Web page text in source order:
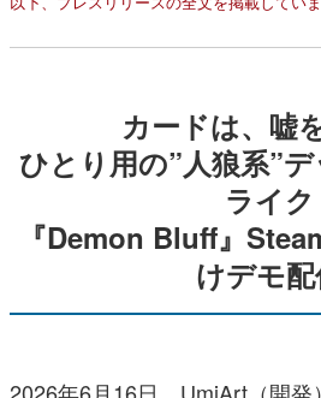
カードは、嘘
ひとり用の”人狼系”
ライク
『Demon Bluff』
けデモ
2026年6月16日、UmiArt（開発